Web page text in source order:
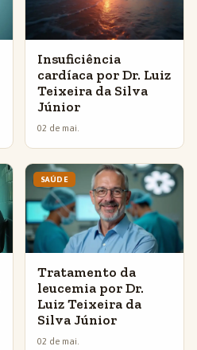
Insuficiência
cardíaca por Dr. Luiz
Teixeira da Silva
Júnior
02 de mai.
SAÚDE
Tratamento da
leucemia por Dr.
Luiz Teixeira da
Silva Júnior
02 de mai.